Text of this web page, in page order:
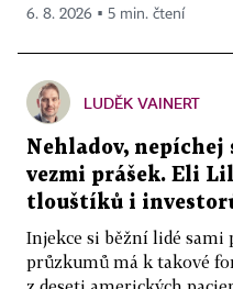
6. 8. 2026 ▪ 5 min. čtení
LUDĚK VAINERT
Nehladov,
vezmi prášek. Eli
tlouštíků i
Injekce si běžní lidé sami
průzkumů má k takové